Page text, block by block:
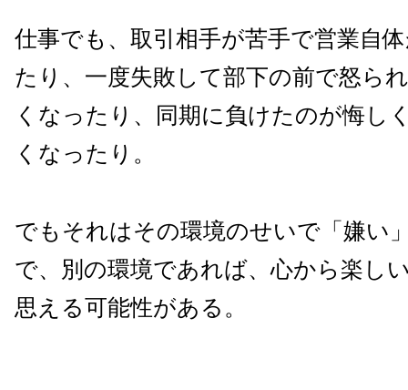
仕事でも、取引相手が苦手で営業自
たり、一度失敗して部下の前で怒ら
くなったり、同期に負けたのが悔し
くなったり。
でもそれはその環境のせいで「嫌い
で、別の環境であれば、心から楽し
思える可能性がある。